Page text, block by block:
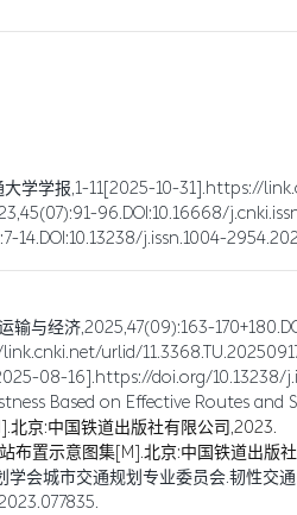
学学报,1-11[2025-10-31].https://
96.DOI:10.16668/
14.DOI:10.13238/j.issn.1004-
与经济,2025,47(09):163-
urlid/
08-16].https://doi.org/10.13238/
Based on Effective Routes and
北京:中国铁道出版社有限公司,2023.
布置示意图集[M].北京:中国铁道出版
会城市交通规划专业委员会.韧性